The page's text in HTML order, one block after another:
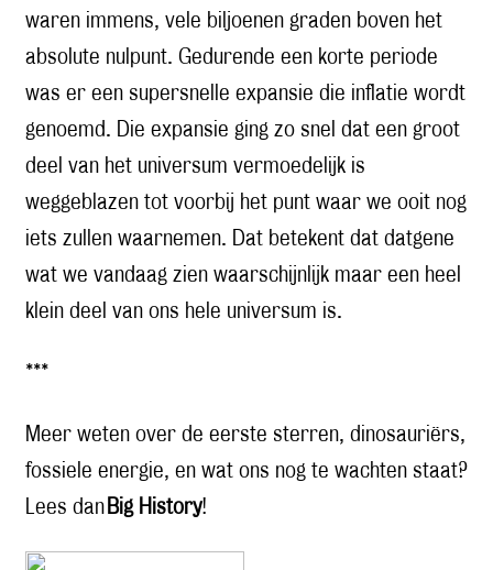
waren immens, vele biljoenen graden boven het
absolute nulpunt. Gedurende een korte periode
was er een supersnelle expansie die inflatie wordt
genoemd. Die expansie ging zo snel dat een groot
deel van het universum vermoedelijk is
weggeblazen tot voorbij het punt waar we ooit nog
iets zullen waarnemen. Dat betekent dat datgene
wat we vandaag zien waarschijnlijk maar een heel
klein deel van ons hele universum is.
***
Meer weten over de eerste sterren, dinosauriërs,
fossiele energie, en wat ons nog te wachten staat?
Lees dan Big History!